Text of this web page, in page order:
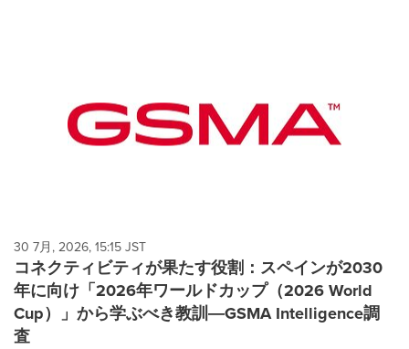
30 7月, 2026, 15:15 JST
コネクティビティが果たす役割：スペインが2030
年に向け「2026年ワールドカップ（2026 World
Cup）」から学ぶべき教訓―GSMA Intelligence調
査